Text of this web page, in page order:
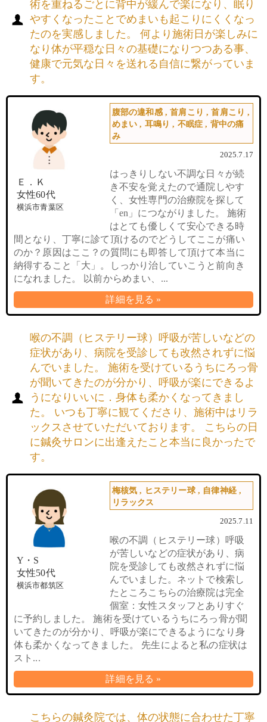
術を重ねるごとに背中が緩んで楽になり、眠り
やすくなったことでめまいも起こりにくくなっ
たのを実感しました。 何より施術日が楽しみに
なり体が平穏な日々の基礎になりつつある事、
健康で元気な日々を送れる自信に繋がっていま
す。
Ｅ．Ｋ
女性60代
横浜市青葉区
腹部の違和感,首肩こり ,首肩こり ,
めまい , 耳鳴り , 不眠症 , 背中の痛
み
2025.7.17
はっきりしない不調な日々が続
き不安を覚えたので通院しやす
く、女性専門の治療院を探して
「en」につながりました。 施術
はとても優しくて安心できる時
間となり、丁寧に診て頂けるのでどうしてここが痛い
のか？原因はここ？の質問にも即答して頂けて本当に
納得すること「大」。しっかり治していこうと前向き
になれました。 以前からめまい、...
詳細を見る »
喉の不調（ヒステリー球）呼吸が苦しいなどの
症状があり、病院を受診しても改然されずに悩
んでいました。 施術を受けているうちにろっ骨
が聞いてきたのが分かり、呼吸が楽にできるよ
うになりいいに．身体も柔かくなってきまし
た。 いつも丁寧に観てくださり、施術中はリラ
ックスさせていただいております。 こちらの日
に鍼灸サロンに出逢えたこと本当に良かったで
す。
Y・S
女性50代
横浜市都筑区
梅核気 , ヒステリー球, 自律神経,
リラックス
2025.7.11
喉の不調（ヒステリー球）呼吸
が苦しいなどの症状があり、病
院を受診しても改然されずに悩
んでいました。ネットで検索し
たところこちらの治療院は完全
個室：女性スタッフとありすぐ
に予約しました。 施術を受けているうちにろっ骨が聞
いてきたのが分かり、呼吸が楽にできるようになり身
体も柔かくなってきました。 先生によると私の症状は
スト...
詳細を見る »
こちらの鍼灸院では、体の状態に合わせた丁寧